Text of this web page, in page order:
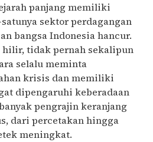
panjang memiliki
sektor perdagangan
bangsa Indonesia hancur.
tidak pernah sekalipun
selalu meminta
krisis dan memiliki
dipengaruhi keberadaan
pengrajin keranjang
dari percetakan hingga
meningkat.